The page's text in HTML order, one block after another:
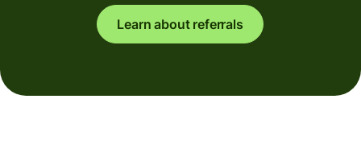
Learn about referrals